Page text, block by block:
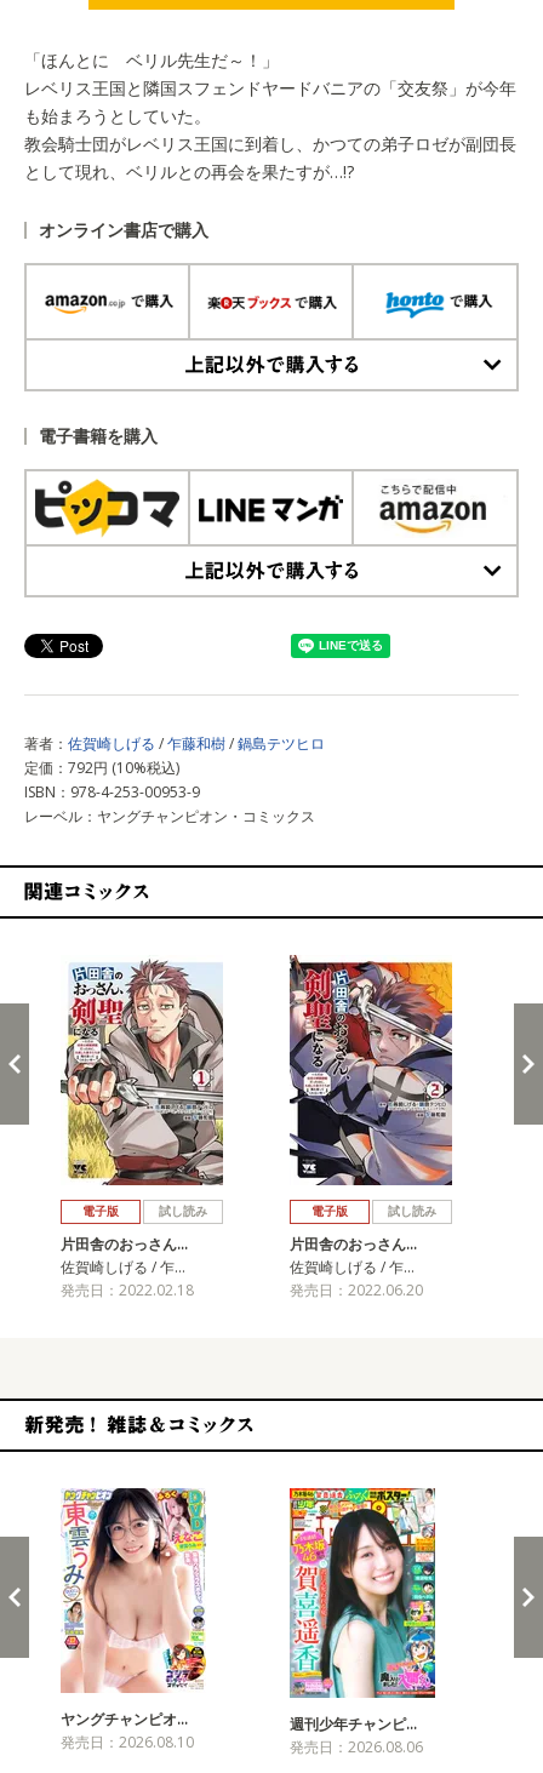
「ほんとに ベリル先生だ～！」
レベリス王国と隣国スフェンドヤードバニアの「交友祭」が今年
も始まろうとしていた。
教会騎士団がレベリス王国に到着し、かつての弟子ロゼが副団長
として現れ、ベリルとの再会を果たすが…!?
オンライン書店で購入
電子書籍を購入
著者： 佐賀崎しげる /乍藤和樹/鍋島テツヒロ
定価：792円 (10%税込)
ISBN：978-4-253-00953-9
レーベル：ヤングチャンピオン・コミックス
電子版 試し読み
片田舎のおっさん…
佐賀崎しげる / 乍…
発売日：2022.02.18
電子版 試し読み
片田舎のおっさん…
佐賀崎しげる / 乍…
発売日：2022.06.20
ヤングチャンピオ…
発売日：2026.08.10
週刊少年チャンピ…
発売日：2026.08.06